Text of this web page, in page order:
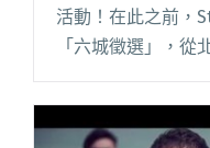
活動！在此之前，
「六城徵選」，從
安和上海這六個城
的樂團。在臥虎藏
好音樂閱讀全文 "